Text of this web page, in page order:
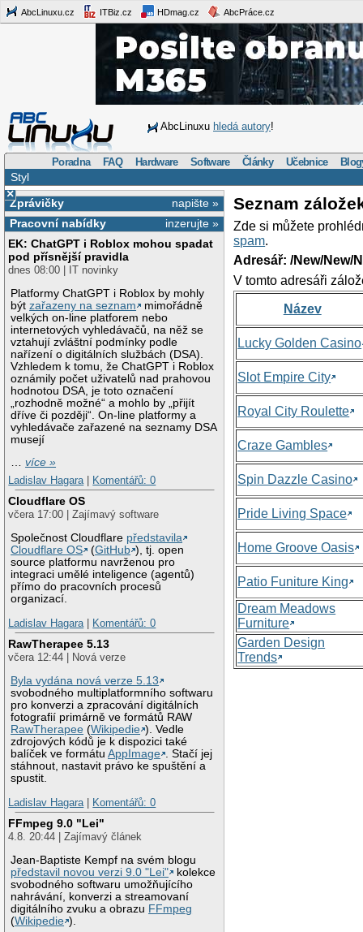
AbcLinuxu.cz ITBiz.cz HDmag.cz AbcPráce.cz
AbcLinuxu hledá autory!
Poradna FAQ Hardware Software Články Učebnice
Styl
×
napište »
Zprávičky
inzerujte »
Pracovní nabídky
EK: ChatGPT i Roblox mohou spadat
pod přísnější pravidla
dnes 08:00 | IT novinky
Platformy ChatGPT i Roblox by mohly
býtzařazeny na seznam
mimořádně
velkých on-line platforem nebo
internetových vyhledávačů, na něž se
vztahují zvláštní podmínky podle
nařízení o digitálních službách (DSA).
Vzhledem k tomu, že ChatGPT i Roblox
oznámily počet uživatelů nad prahovou
hodnotou DSA, je toto označení
„rozhodně možné“ a mohlo by „přijít
dříve či později“. On-line platformy a
vyhledávače zařazené na seznamy DSA
musejí
…více »
Ladislav Hagara
Komentářů: 0
Cloudflare OS
včera 17:00 | Zajímavý software
Společnost Cloudflare představila
Cloudflare OS
(GitHub ), tj. open
source platformu navrženou pro
integraci umělé inteligence (agentů)
přímo do pracovních procesů
organizací.
Ladislav Hagara
Komentářů: 0
RawTherapee 5.13
včera 12:44 | Nová verze
Byla vydána nová verze 5.13
svobodného multiplatformního softwaru
pro konverzi a zpracování digitálních
fotografií primárně ve formátů RAW
RawTherapee (Wikipedie ). Vedle
zdrojových kódů je k dispozici také
balíček ve formátuAppImage . Stačí jej
stáhnout, nastavit právo ke spuštění a
spustit.
Ladislav Hagara
Komentářů: 0
FFmpeg 9.0 "Lei"
4.8. 20:44 | Zajímavý článek
Jean-Baptiste Kempf na svém blogu
představil novou verzi 9.0 "Lei"
kolekce
svobodného softwaru umožňujícího
nahrávání, konverzi a streamovaní
digitálního zvuku a obrazu FFmpeg
(Wikipedie ).
Seznam
Zde si můžete
spam.
Adresář: /New/New/
V tomto adresáři
Název
Lucky Golden Casino
Slot Empire City
Royal City Roulette
Craze Gambles
Spin Dazzle Casino
Pride Living Space
Home Groove Oasis
Patio Funiture King
Dream Meadows
Furniture
Garden Design
Trends